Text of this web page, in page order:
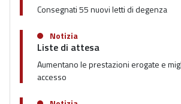
Consegnati 55 nuovi letti di degenza
Notizia
Liste di attesa
Aumentano le prestazioni erogate e
accesso